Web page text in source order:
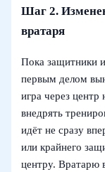
Шаг 2.
вратаря
Пока защитники
первым делом
игра через
внедрять
идёт не сразу
или крайнего
центру. Вратарю